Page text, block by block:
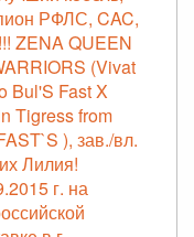
РФЛС, CAC,
ZENA QUEEN
(Vivat
Bul'S Fast X
Tigress from
), зав./вл.
Лилия!
г. на